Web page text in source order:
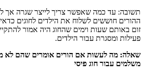
תשובה: עד כמה שאפשר צריך לייצר שגרה אך
ההורים חוששים לשלוח את הילדים לחוגים
זום באותם שעות וימים שהחוג היה אמור
פעילות ומסגרת עבור הילדים.
שאלה: מה לעשות אם הורים אומרים שהם לא
משלמים עבור חוג פיסי